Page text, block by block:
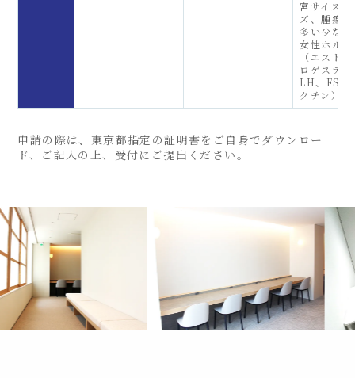
宮サイズ
ズ、腫瘍
多い少な
女性ホル
（エスト
ロゲステ
LH、FSH
クチン）
申請の際は、東京都指定の証明書をご自身でダウンロー
ド、ご記入の上、受付にご提出ください。